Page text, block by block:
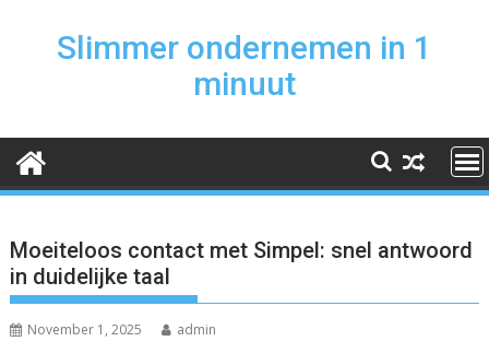
Slimmer ondernemen in 1
minuut
Moeiteloos contact met Simpel: snel antwoord
in duidelijke taal
November 1, 2025 admin